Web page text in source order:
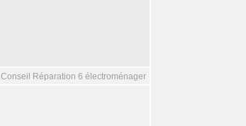
Conseil Réparation 6 électroménager